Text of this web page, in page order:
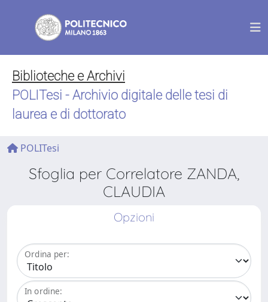
Biblioteche e Archivi
POLITesi - Archivio digitale delle tesi di
laurea e di dottorato
POLITesi
Sfoglia per Correlatore ZANDA,
CLAUDIA
Opzioni
Ordina per:
In ordine: